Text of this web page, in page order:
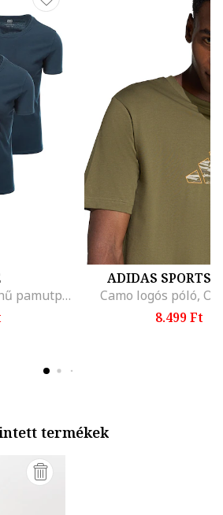
Kerek nyakú egyszínű pamutpóló szett - 3 db, Tengerészkék
ADIDAS
Camo logós póló,
8.499 Ft
termékek